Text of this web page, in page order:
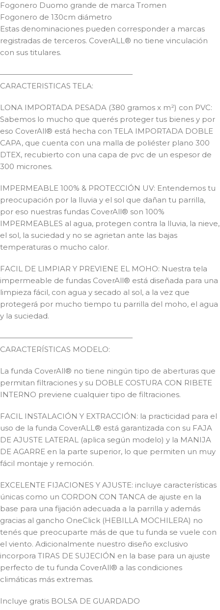
Fogonero Duomo grande de marca Tromen
Fogonero de 130cm diámetro
Estas denominaciones pueden corresponder a marcas
registradas de terceros. CoverALL® no tiene vinculación
con sus titulares.
——————————————————
CARACTERISTICAS TELA:
LONA IMPORTADA PESADA (380 gramos x m²) con PVC:
Sabemos lo mucho que querés proteger tus bienes y por
eso CoverAll® está hecha con TELA IMPORTADA DOBLE
CAPA, que cuenta con una malla de poliéster plano 300
DTEX, recubierto con una capa de pvc de un espesor de
300 micrones.
IMPERMEABLE 100% & PROTECCIÓN UV: Entendemos tu
preocupación por la lluvia y el sol que dañan tu parrilla,
por eso nuestras fundas CoverAll® son 100%
IMPERMEABLES al agua, protegen contra la lluvia, la nieve,
el sol, la suciedad y no se agrietan ante las bajas
temperaturas o mucho calor.
FACIL DE LIMPIAR Y PREVIENE EL MOHO: Nuestra tela
impermeable de fundas CoverAll® está diseñada para una
limpieza fácil, con agua y secado al sol, a la vez que
protegerá por mucho tiempo tu parrilla del moho, el agua
y la suciedad.
——————————————————
CARACTERÍSTICAS MODELO:
La funda CoverAll® no tiene ningún tipo de aberturas que
permitan filtraciones y su DOBLE COSTURA CON RIBETE
INTERNO previene cualquier tipo de filtraciones.
FACIL INSTALACIÓN Y EXTRACCIÓN: la practicidad para el
uso de la funda CoverALL® está garantizada con su FAJA
DE AJUSTE LATERAL (aplica según modelo) y la MANIJA
DE AGARRE en la parte superior, lo que permiten un muy
fácil montaje y remoción.
EXCELENTE FIJACIONES Y AJUSTE: incluye características
únicas como un CORDON CON TANCA de ajuste en la
base para una fijación adecuada a la parrilla y además
gracias al gancho OneClick (HEBILLA MOCHILERA) no
tenés que preocuparte más de que tu funda se vuele con
el viento. Adicionalmente nuestro diseño exclusivo
incorpora TIRAS DE SUJECIÓN en la base para un ajuste
perfecto de tu funda CoverAll® a las condiciones
climáticas más extremas.
Incluye gratis BOLSA DE GUARDADO